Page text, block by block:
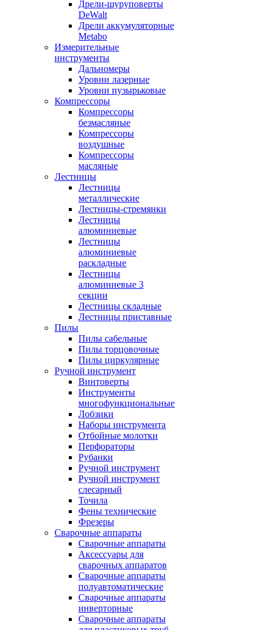
Дрели-шуруповерты
DeWalt
Дрели аккумуляторные
Metabo
Измерительные
инструменты
Дальномеры
Уровни лазерные
Уровни пузырьковые
Компрессоры
Компрессоры
безмасляные
Компрессоры
воздушные
Компрессоры
масляные
Лестницы
Лестницы
металлические
Лестницы-стремянки
Лестницы
алюминиевые
Лестницы
алюминиевые
раскладные
Лестницы
алюминиевые 3
секции
Лестницы складные
Лестницы приставные
Пилы
Пилы сабельные
Пилы торцовочные
Пилы циркулярные
Ручной инструмент
Винтоверты
Инструменты
многофункциональные
Лобзики
Наборы инструмента
Отбойные молотки
Перфораторы
Рубанки
Ручной инструмент
Ручной инструмент
слесарный
Точила
Фены технические
Фрезеры
Сварочные аппараты
Сварочные аппараты
Аксессуары для
сварочных аппаратов
Сварочные аппараты
полуавтоматические
Сварочные аппараты
инверторные
Сварочные аппараты